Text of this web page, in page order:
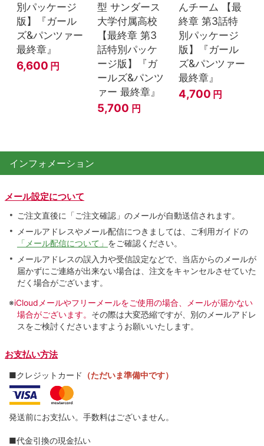
別パッケージ
版】『ガール
ズ&パンツァー
最終章』
6,600 円
型 サンダース
大学付属高校
【最終章 第3
話特別パッケ
ージ版】『ガ
ールズ&パンツ
ァー 最終章』
5,700 円
んチーム 【最
終章 第3話特
別パッケージ
版】『ガール
ズ&パンツァー
最終章』
4,700 円
インフォメーション
メール設定について
ご注文直後に「ご注文確認」のメールが自動送信されます。
メールアドレスやメール配信につきましては、ご利用ガイドの
「メール配信について」 をご確認ください。
メールアドレスの誤入力や受信設定などで、当店からのメールが
届かずにご連絡が出来ない場合は、注文をキャンセルさせていた
だく場合がございます。
※iCloudメールやフリーメールをご使用の場合、メールが届かない
場合がございます。 その際は大変恐縮ですが、別のメールアドレ
スをご検討くださいますようお願いいたします。
お支払い方法
■クレジットカード （ただいま準備中です）
発送前にお支払い。手数料はございません。
■代金引換の現金払い